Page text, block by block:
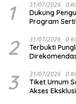
1 31/07/2026 0
Dukung
Program
2 31/07/2026 0
Terbukti
3 31/07/2026 0
Tiket Umum
Akses